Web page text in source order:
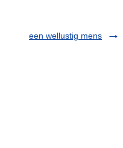
een wellustig mens